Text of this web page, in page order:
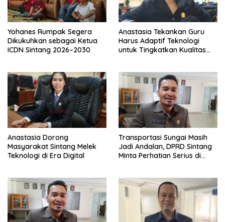
Yohanes Rumpak Segera
Dikukuhkan sebagai Ketua
ICDN Sintang 2026–2030
Anastasia Tekankan Guru
Harus Adaptif Teknologi
untuk Tingkatkan Kualitas
Anastasia Dorong
Masyarakat Sintang Melek
Teknologi di Era Digital
Transportasi Sungai Masih
Jadi Andalan, DPRD Sintang
Minta Perhatian Serius di